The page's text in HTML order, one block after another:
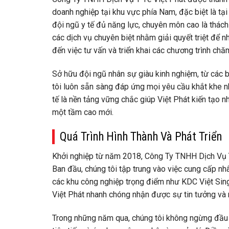
doanh nghiệp tại khu vực phía Nam, đặc biệt là
đội ngũ y tế đủ năng lực, chuyên môn cao là
các dịch vụ chuyên biệt nhằm giải quyết triệt để
đến việc tư vấn và triển khai các chương trình
Sở hữu đội ngũ nhân sự giàu kinh nghiệm, từ các
tôi luôn sẵn sàng đáp ứng mọi yêu cầu khắt khe
tế là nền tảng vững chắc giúp Việt Phát kiến tạo
một tầm cao mới.
Quá Trình Hình Thành Và Phát Triển
Khởi nghiệp từ năm 2018, Công Ty TNHH Dịch
Ban đầu, chúng tôi tập trung vào việc cung cấp
các khu công nghiệp trọng điểm như KDC Việt
Việt Phát nhanh chóng nhận được sự tin tưởng
Trong những năm qua, chúng tôi không ngừng